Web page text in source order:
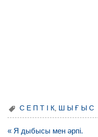
С Е П Т І К Ш Ы Ғ Ы С
Навигация
« Я дыбысы мен әрпі.